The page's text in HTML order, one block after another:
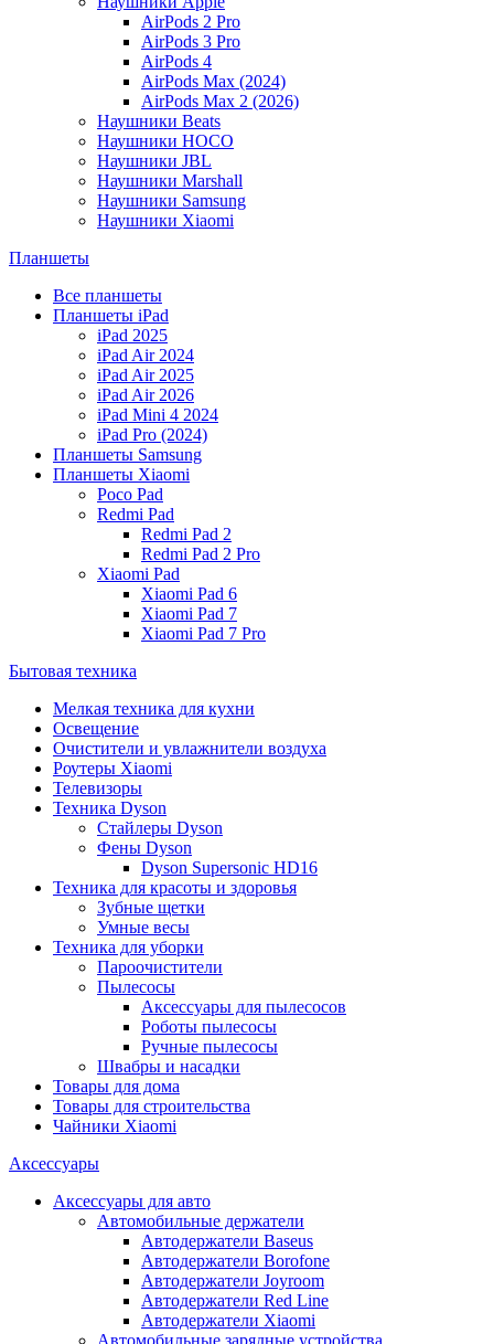
AirPods 2 Pro
AirPods 3 Pro
AirPods 4
AirPods Max (2024)
AirPods Max 2 (2026)
Наушники Beats
Наушники HOCO
Наушники JBL
Наушники Marshall
Наушники Samsung
Наушники Xiaomi
Планшеты
Все планшеты
Планшеты iPad
iPad 2025
iPad Air 2024
iPad Air 2025
iPad Air 2026
iPad Mini 4 2024
iPad Pro (2024)
Планшеты Samsung
Планшеты Xiaomi
Poco Pad
Redmi Pad
Redmi Pad 2
Redmi Pad 2 Pro
Xiaomi Pad
Xiaomi Pad 6
Xiaomi Pad 7
Xiaomi Pad 7 Pro
Бытовая техника
Мелкая техника для кухни
Освещение
Очистители и увлажнители воздуха
Роутеры Xiaomi
Телевизоры
Техника Dyson
Стайлеры Dyson
Фены Dyson
Dyson Supersonic HD16
Техника для красоты и здоровья
Зубные щетки
Умные весы
Техника для уборки
Пароочистители
Пылесосы
Аксессуары для пылесосов
Роботы пылесосы
Ручные пылесосы
Швабры и насадки
Товары для дома
Товары для строительства
Чайники Xiaomi
Аксессуары
Аксессуары для авто
Автомобильные держатели
Автодержатели Baseus
Автодержатели Borofone
Автодержатели Joyroom
Автодержатели Red Line
Автодержатели Xiaomi
Автомобильные зарядные устройства